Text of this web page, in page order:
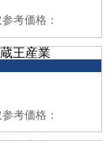
考価格：
考価格：